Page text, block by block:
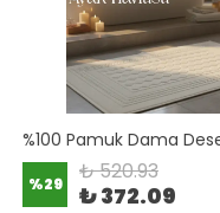
%29 ₺ 520.93
₺ 372.09